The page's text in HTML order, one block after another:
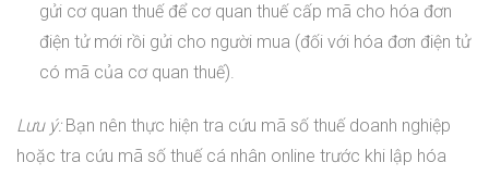
gửi cơ quan thuế để cơ quan thuế cấp mã cho hóa đơn
điện tử mới rồi gửi cho người mua (đối với hóa đơn điện tử
có mã của cơ quan thuế).
Lưu ý:Bạn nên thực hiện tra cứu mã số thuế doanh nghiệp
hoặc tra cứu mã số thuế cá nhân online trước khi lập hóa